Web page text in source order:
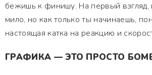
бежишь к финишу. На первый взгляд,
мило, но как только ты начинаешь,
настоящая катка на реакцию и
ГРАФИКА — ЭТО ПРОСТО